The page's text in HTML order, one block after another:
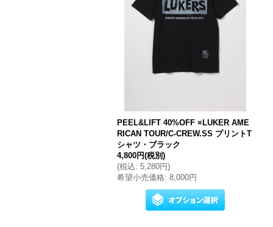
PEEL&LIFT 40%OFF ×LUKER AME
RICAN TOUR/C-CREW.SS プリントT
シャツ・ブラック
4,800円(税別)
(税込: 5,280円)
希望小売価格: 8,000円